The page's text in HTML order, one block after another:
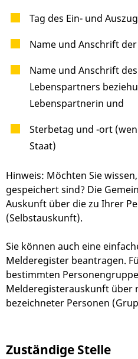
Tag des Ein- und
Name und Anschrift
Name und Anschrift
Lebenspartners
Lebenspartnerin und
Sterbetag und -ort
Staat)
Hinweis: Möchten Sie
gespeichert sind? Die
Auskunft über die zu Ihrer
(Selbstauskunft).
Sie können auch eine
Melderegister beantragen.
bestimmten
Melderegisterauskunft über
bezeichneter Personen
Zuständige Stelle